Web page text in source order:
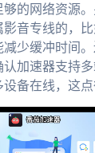
的网络资源
音专线的，比
减少缓冲时间
加速器支持多
备在线，这点